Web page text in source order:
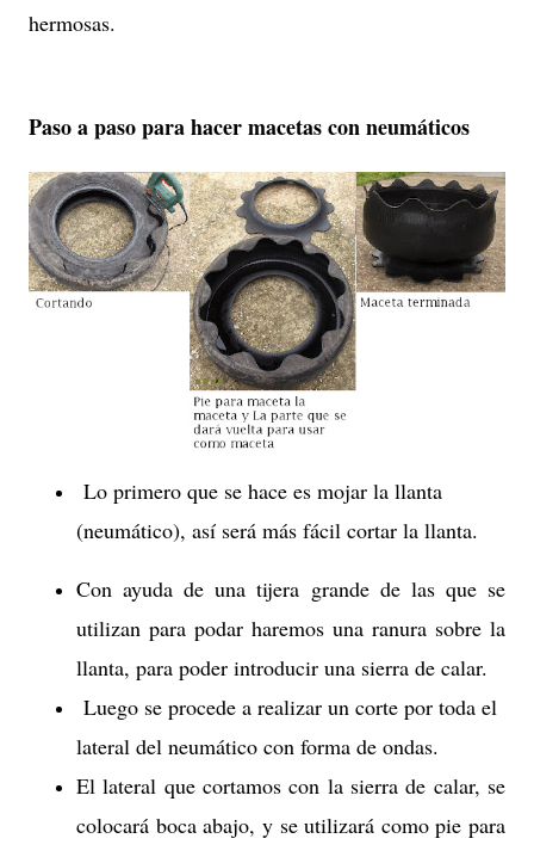
hermosas.
Paso a paso para hacer macetas con neumáticos
Lo primero que se hace es mojar la llanta
(neumático), así será más fácil cortar la llanta.
Con ayuda de una tijera grande de las que se
utilizan para podar haremos una ranura sobre la
llanta, para poder introducir una sierra de calar.
Luego se procede a realizar un corte por toda el
lateral del neumático con forma de ondas.
El lateral que cortamos con la sierra de calar, se
colocará boca abajo, y se utilizará como pie para